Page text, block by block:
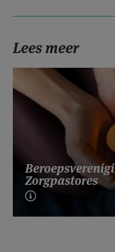
Lees meer
Zorgpastores